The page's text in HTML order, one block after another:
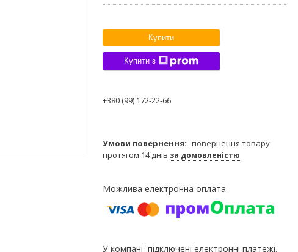
Купити
Купити з
+380 (99) 172-22-66
повернення товару
протягом 14 днів за домовленістю
У компанії підключені електронні платежі.